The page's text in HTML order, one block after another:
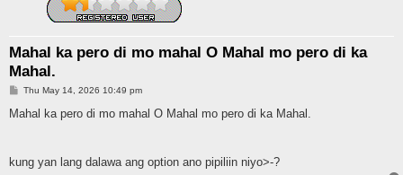
Mahal ka pero di mo mahal O Mahal mo pero di ka
Mahal.
P
s
Thu May 14, 2026 10:49 pm
Mahal ka pero di mo mahal O Mahal mo pero di ka Mahal.
kung yan lang dalawa ang option ano pipiliin niyo>-?